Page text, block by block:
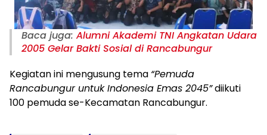
Baca juga: Alumni Akademi TNI Angkatan Udara
2005 Gelar Bakti Sosial di Rancabungur
Kegiatan ini mengusung tema “Pemuda
Rancabungur untuk Indonesia Emas 2045”diikuti
100 pemuda se-Kecamatan Rancabungur.